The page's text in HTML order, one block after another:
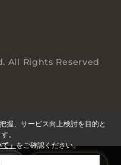
All Rights Reserved
握、サービス向上検討を目的と
。
て」をご確認ください。